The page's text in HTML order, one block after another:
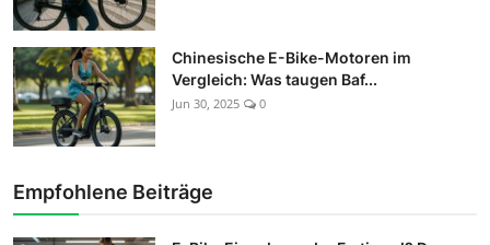
Chinesische E-Bike-Motoren im
Vergleich: Was taugen Baf...
Jun 30, 2025 0
Empfohlene Beiträge